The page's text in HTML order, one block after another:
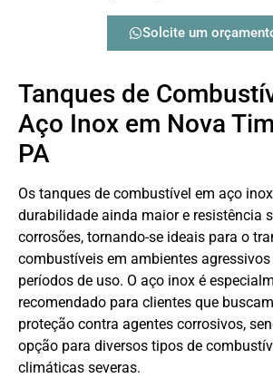
Solcite um
Tanques de
Aço Inox em Nova
PA
Os tanques de combustível em aço
durabilidade ainda maior e resistência
corrosões, tornando-se ideais para o
combustíveis em ambientes
períodos de uso. O aço inox é
recomendado para clientes que
proteção contra agentes corrosivos,
opção para diversos tipos de
climáticas severas.